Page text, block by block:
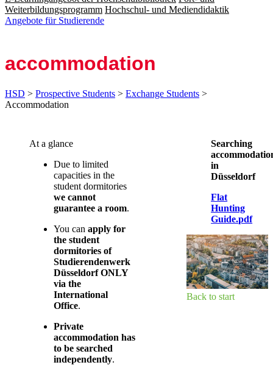
Weiterbildungsprogramm Hochschul- und Mediendidaktik
Angebote für Studierende
ac­com­mo­da­tion
HSD > Prospective Students > Exchange Students >
Accommodation
​​​​​At a glance
Due to limited
capacities in the
student dormitories
we cannot
guarantee a room.
You can apply for
the student
dormitories of
Studierendenwerk
Düsseldorf ONLY
via the
International
Office.
Private
accommodation has
to be searched
independently.
Searching
in
Düsseldorf​
Flat
Hunting
Guide.pdf
Back to start​​